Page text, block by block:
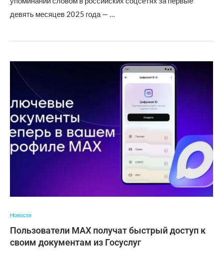
девять месяцев 2025 года — …
Новости
Пользователи МАХ получат быстрый доступ к
своим документам из Госуслуг